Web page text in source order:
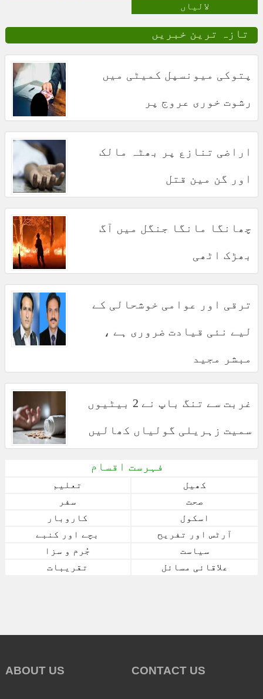
لالیاں
تازہ ترین خبریں
پتوکی میونسپل کمیٹی میں
رشوت خوری عروج پر
اراضی تنازع پر بھٹہ مالک
اور گن مین قتل
چھانگا مانگا جنگل میں آگ
بھڑک اٹھی
ترقی اور عوامی خوشحالی کے
لیے نئی قیادت ضروری ہے ،
مبشر مجید
غربت سے تنگ باپ نے 2 بیٹیوں
سمیت زہریلی گولیاں کھالیں
فہرست اقسام
کھیل
تعلیم
صحت
سفر
اسکول
کاروبار
آرٹس اور تفریح
بچے اور کنبے
سیاست
جُرم و سزا
علاقائی مسائل
تقریبات
ABOUT US CONTACT US